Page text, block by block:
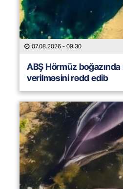
07.08.2026 - 09:30
ABŞ Hörmüz
verilməsini rədd edib